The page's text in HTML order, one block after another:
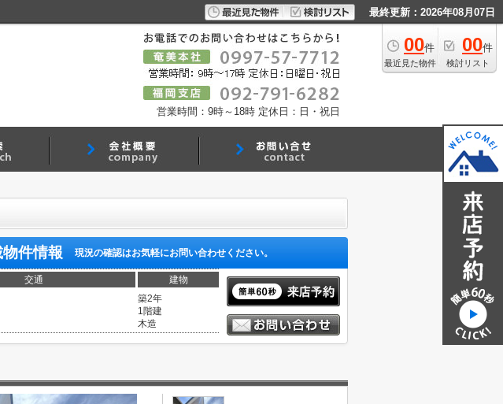
最終更新：2026年08月07日
00件
最近見た物件
00件
検討リスト
営業時間：9時～18時 定休日：日・祝日
件情報 現況の確認はお気軽にお問い合わせください。
交通 建物
築2年
1階建
木造